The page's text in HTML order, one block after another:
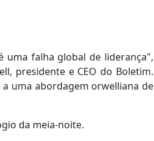
uma falha global de liderança",
presidente e CEO do Boletim.
a uma abordagem orwelliana de
da meia-noite.